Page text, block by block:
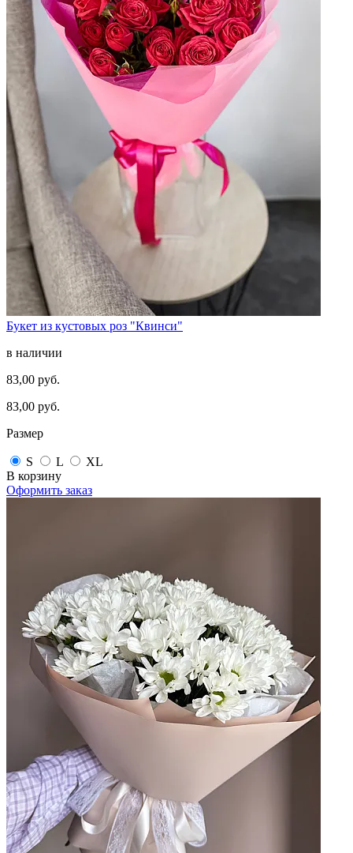
Букет из кустовых роз "Квинси"
в наличии
83,00 руб.
83,00 руб.
Размер
S L
XL
В корзину
Оформить заказ